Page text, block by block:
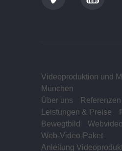
Videoproduktion und
München
Über uns
Referenzen
Leistungen & Preise
Bewegtbild
Webvideo
Web-Video-Paket
Anleitung